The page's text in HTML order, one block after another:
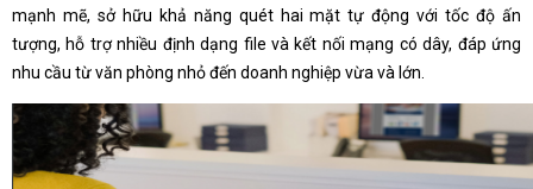
mạnh mẽ, sở hữu khả năng quét hai mặt tự động với tốc độ ấn
tượng, hỗ trợ nhiều định dạng file và kết nối mạng có dây, đáp ứng
nhu cầu từ văn phòng nhỏ đến doanh nghiệp vừa và lớn.